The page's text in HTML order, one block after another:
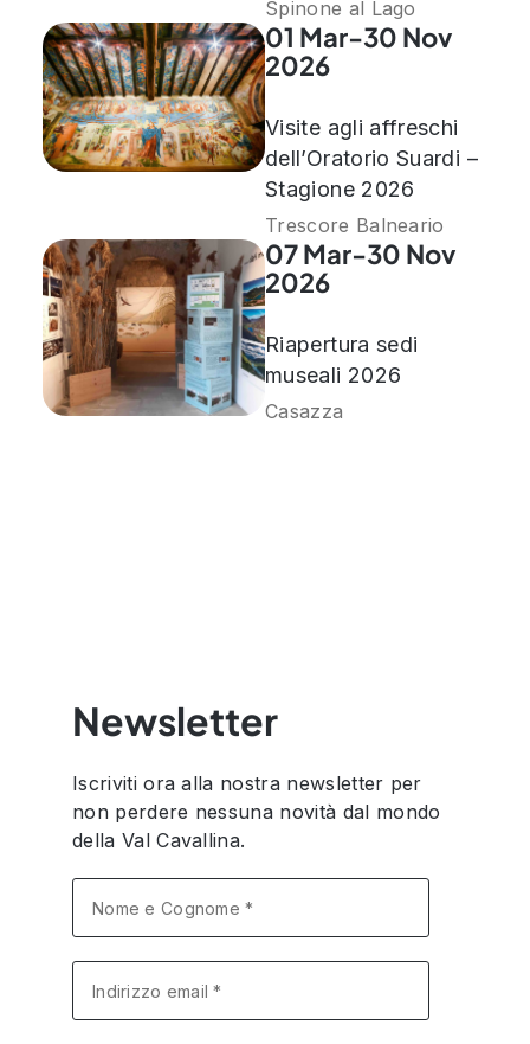
Spinone al Lago
01 Mar-30 Nov
2026
Visite agli affreschi
dell’Oratorio Suardi –
Stagione 2026
Trescore Balneario
07 Mar-30 Nov
2026
Riapertura sedi
museali 2026
Casazza
Newsletter
Iscriviti ora alla nostra newsletter per
non perdere nessuna novità dal mondo
della Val Cavallina.